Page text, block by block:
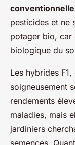
pesticides et ne
potager bio, car
biologique du
Les hybrides
soigneusement
rendements
maladies, mais
jardiniers